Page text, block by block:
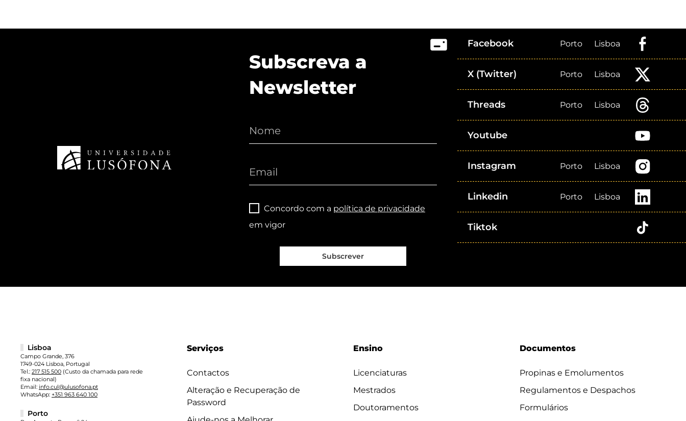
Subscreva a
Newsletter
Concordo com a política de privacidade
em vigor
Subscrever
Facebook Porto Lisboa
X (Twitter) Porto Lisboa
Threads Porto Lisboa
Youtube
Instagram Porto Lisboa
Linkedin Porto Lisboa
Tiktok
Serviços
Contactos
Alteração e Recuperação de
Password
Ensino
Licenciaturas
Mestrados
Doutoramentos
Documentos
Propinas e Emolumentos
Regulamentos e Despachos
Formulários
Lisboa
Campo Grande, 376
1749-024 Lisboa, Portugal
Tel.: 217 515 500 (Custo da chamada para rede
fixa nacional)
Email: info.cul@ulusofona.pt
WhatsApp: +351 963 640 100
Porto